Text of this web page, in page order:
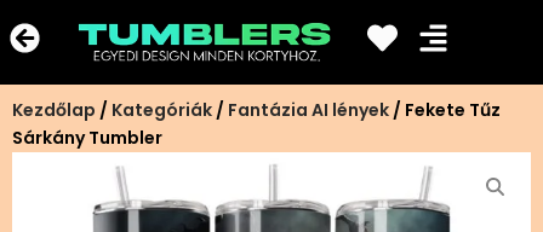
a
tartalomra
Kezdőlap / Kategóriák / Fantázia AI lények / Fekete Tűz
Sárkány Tumbler